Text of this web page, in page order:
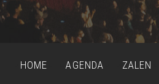
HOME AGENDA ZALEN